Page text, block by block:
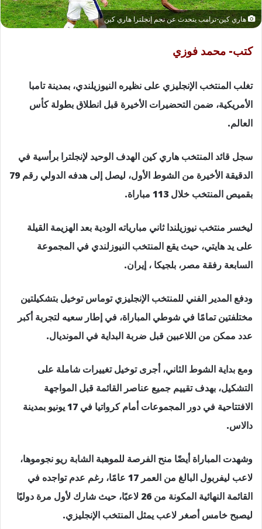
هاري كين-ترامب يتحدث عن نجم إنجلترا هاري كين
كتب- محمد فوزي
تغلب المنتخب الإنجليزي على نظيره النيوزيلندي، بمدينة تامبا
الأمريكية، ضمن التحضيرات الأخيرة قبل انطلاق بطولة كأس
العالم.
سجل قائد المنتخب هاري كين الهدف الوحيد لإنجلترا برأسية في
الدقيقة الأخيرة من الشوط الأول، ليصل إلى هدفه الدولي رقم 79
بقميص المنتخب خلال 113 مباراة.
ليخسر منتخب نيوزيلندا ثاني مبارياته الودية بعد الهزيمة القيلة
على يد هايتي، حيث يقع المنتخب النيوزلندي في المجموعة
السابعة رفقة مصر، بلجيكا ، إيران.
ودفع المدير الفني للمنتخب الإنجليزي توماس توخيل بتشكيلتين
مختلفتين تمامًا في شوطي المباراة، في إطار سعيه لتجربة أكبر
عدد ممكن من اللاعبين قبل ضربة البداية في المونديال.
ومع بداية الشوط الثاني، أجرى توخيل تغييرات شاملة على
التشكيل، بهدف تقييم جميع عناصر القائمة قبل المواجهة
الافتتاحية في دور المجموعات أمام كرواتيا في 17 يونيو بمدينة
دالاس.
وشهدت المباراة أيضًا منح الفرصة للموهبة الشابة ريو نجوموها،
لاعب ليفربول البالغ من العمر 17 عامًا، رغم عدم تواجده في
القائمة النهائية المكونة من 26 لاعبًا، حيث شارك لأول مرة دوليًا
ليصبح خامس أصغر لاعب يمثل المنتخب الإنجليزي.